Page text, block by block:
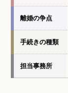
離婚の争点
手続きの種類
担当事務所